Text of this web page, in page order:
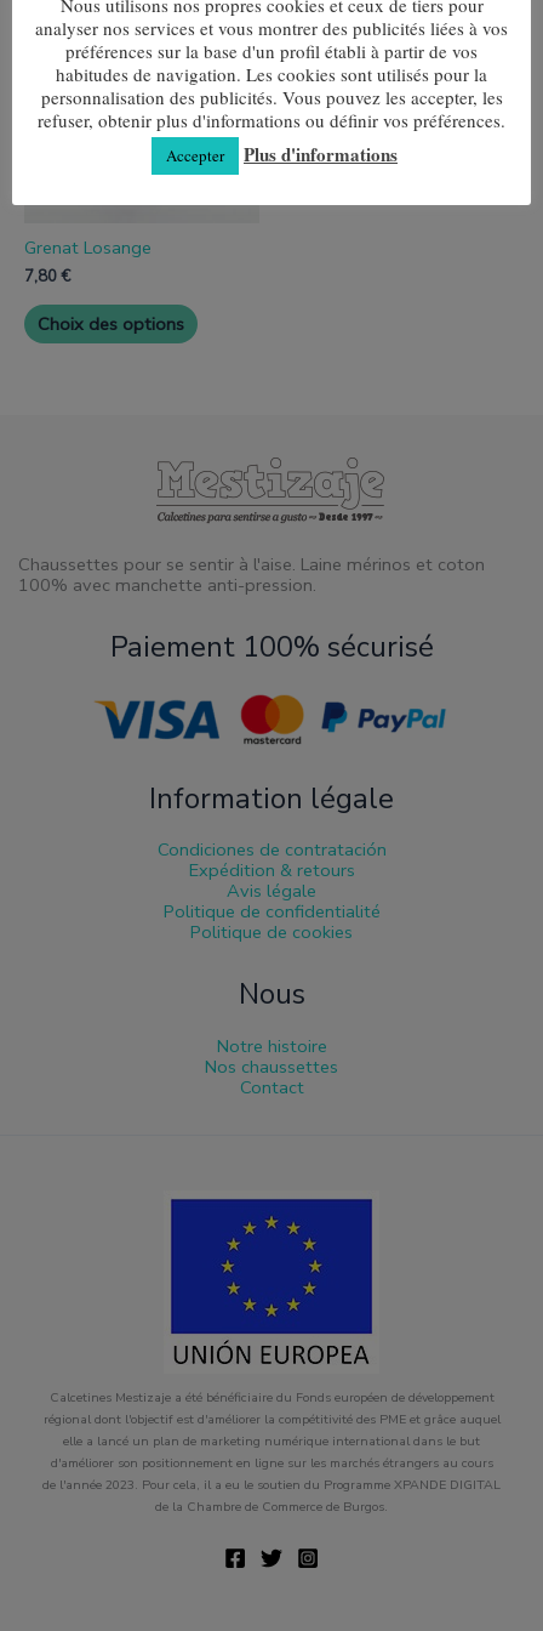
Grenat Losange
7,80€
Choix des options
produit
a
plusieurs
variantes.
Les
options
peuvent
être
choisies
sur
Chaussettes pour se sentir à l'aise. Laine mérinos et coton
100% avec manchette anti-pression.
Paiement 100% sécurisé
Information légale
Condiciones de contratación
Expédition & retours
Avis légale
Politique de confidentialité
Politique de cookies
Nous
Notre histoire
Nos chaussettes
Contact
Calcetines Mestizaje a été bénéficiaire du Fonds européen de développement
régional dont l'objectif est d'améliorer la compétitivité des PME et grâce auquel
elle a lancé un plan de marketing numérique international dans le but
d'améliorer son positionnement en ligne sur les marchés étrangers au cours
de l'année 2023. Pour cela, il a eu le soutien du Programme XPANDE DIGITAL
de la Chambre de Commerce de Burgos.
analyser nos services et vous montrer des publicités liées à vos
préférences sur la base d'un profil établi à partir de vos
habitudes de navigation. Les cookies sont utilisés pour la
personnalisation des publicités. Vous pouvez les accepter, les
refuser, obtenir plus d'informations ou définir vos préférences.
Accepter Plus d'informations